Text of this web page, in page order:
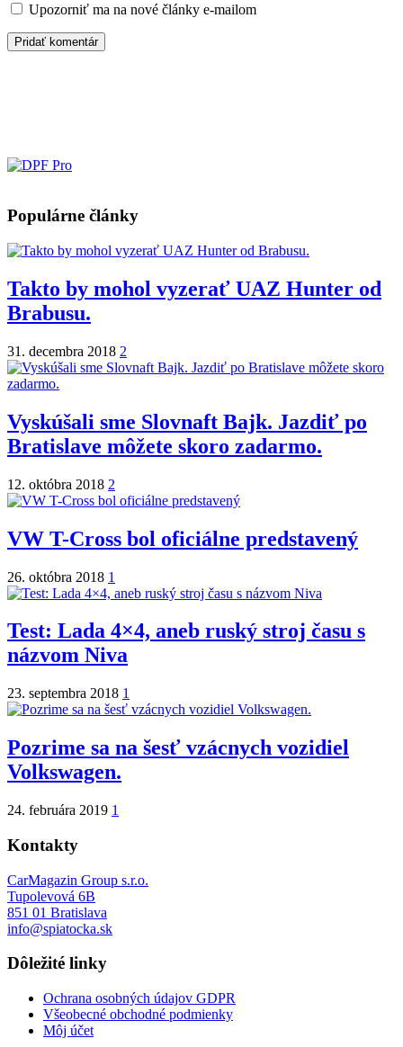
Upozorniť ma na nové články e-mailom
Populárne články
Takto by mohol vyzerať UAZ Hunter od
Brabusu.
31. decembra 2018 2
Vyskúšali sme Slovnaft Bajk. Jazdiť po
Bratislave môžete skoro zadarmo.
12. októbra 2018 2
VW T-Cross bol oficiálne predstavený
26. októbra 2018 1
Test: Lada 4×4, aneb ruský stroj času s
názvom Niva
23. septembra 2018 1
Pozrime sa na šesť vzácnych vozidiel
Volkswagen.
24. februára 2019 1
Kontakty
CarMagazin Group s.r.o.
Tupolevová 6B
851 01 Bratislava
info@spiatocka.sk
Dôležité linky
Ochrana osobných údajov GDPR
Všeobecné obchodné podmienky
Môj účet